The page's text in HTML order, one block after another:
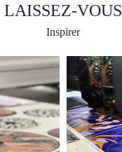
LAISSEZ-VOUS
Inspirer